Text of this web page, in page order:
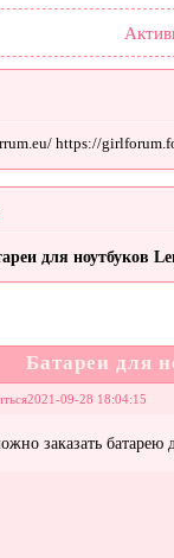
https://
для ноутбуков
Батареи для
2021-09-28 18:04:15
заказать батарею